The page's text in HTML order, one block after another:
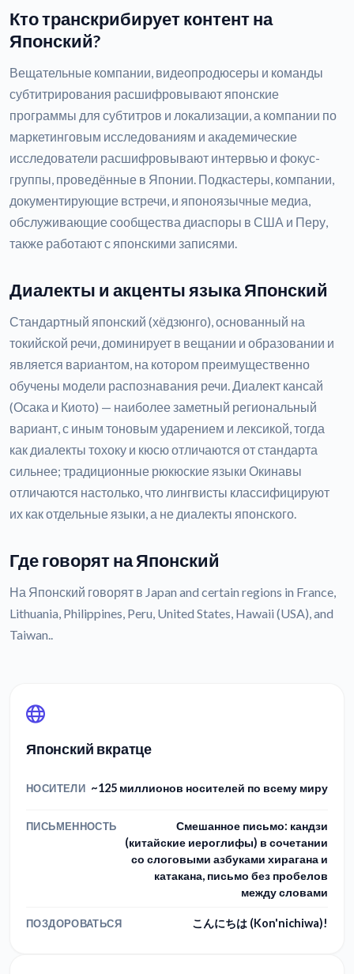
Кто транскрибирует контент на
Японский?
Вещательные компании, видеопродюсеры и команды
субтитрирования расшифровывают японские
программы для субтитров и локализации, а компании по
маркетинговым исследованиям и академические
исследователи расшифровывают интервью и фокус-
группы, проведённые в Японии. Подкастеры, компании,
документирующие встречи, и японоязычные медиа,
обслуживающие сообщества диаспоры в США и Перу,
также работают с японскими записями.
Диалекты и акценты языка Японский
Стандартный японский (хёдзюнго), основанный на
токийской речи, доминирует в вещании и образовании и
является вариантом, на котором преимущественно
обучены модели распознавания речи. Диалект кансай
(Осака и Киото) — наиболее заметный региональный
вариант, с иным тоновым ударением и лексикой, тогда
как диалекты тохоку и кюсю отличаются от стандарта
сильнее; традиционные рюкюские языки Окинавы
отличаются настолько, что лингвисты классифицируют
их как отдельные языки, а не диалекты японского.
Где говорят на Японский
На Японский говорят в Japan and certain regions in France,
Lithuania, Philippines, Peru, United States, Hawaii (USA), and
Taiwan..
Японский вкратце
НОСИТЕЛИ ~125 миллионов носителей по всему миру
ПИСЬМЕННОСТЬ
Смешанное письмо: кандзи
(китайские иероглифы) в сочетании
со слоговыми азбуками хирагана и
катакана, письмо без пробелов
между словами
ПОЗДОРОВАТЬСЯ こんにちは (Kon'nichiwa)!